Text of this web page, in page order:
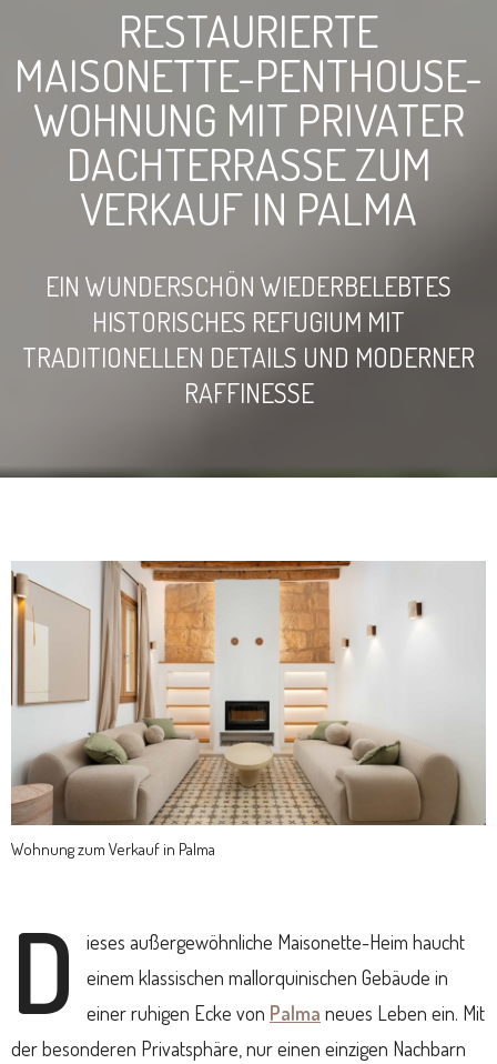
RESTAURIERTE
MAISONETTE-PENTHOUSE-
WOHNUNG MIT PRIVATER
DACHTERRASSE ZUM
VERKAUF IN PALMA
EIN WUNDERSCHÖN WIEDERBELEBTES
HISTORISCHES REFUGIUM MIT
TRADITIONELLEN DETAILS UND MODERNER
RAFFINESSE
Wohnung zum Verkauf in Palma
D
ieses außergewöhnliche Maisonette-Heim haucht
einem klassischen mallorquinischen Gebäude in
einer ruhigen Ecke von Palma neues Leben ein. Mit
der besonderen Privatsphäre, nur einen einzigen Nachbarn